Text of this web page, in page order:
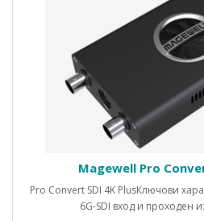
Magewell Pro
Pro Convert SDI 4K PlusКлючови
6G-SDI вход и проходен